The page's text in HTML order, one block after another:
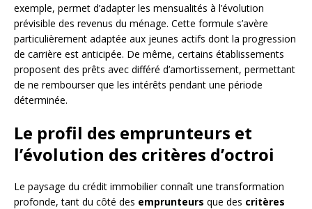
exemple, permet d’adapter les mensualités à l’évolution
prévisible des revenus du ménage. Cette formule s’avère
particulièrement adaptée aux jeunes actifs dont la progression
de carrière est anticipée. De même, certains établissements
proposent des prêts avec différé d’amortissement, permettant
de ne rembourser que les intérêts pendant une période
déterminée.
Le profil des emprunteurs et
l’évolution des critères d’octroi
Le paysage du crédit immobilier connaît une transformation
profonde, tant du côté des emprunteurs que des critères